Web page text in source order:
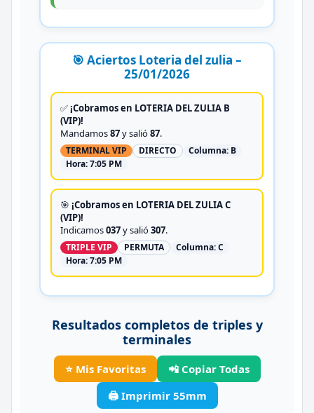
🎯 Aciertos Loteria del zulia –
25/01/2026
✅¡Cobramos en LOTERIA DEL ZULIA B
(VIP)!
Mandamos87y salió87.
TERMINAL VIP DIRECTO Columna: B
Hora:7:05 PM
🎯 ¡Cobramos en LOTERIA DEL ZULIA C
(VIP)!
Indicamos037y salió307.
TRIPLE VIP PERMUTA Columna:C
Hora:7:05 PM
Resultados completos de triples y
terminales
⭐ Mis Favoritas
📲 Copiar Todas
🖨️ Imprimir 55mm